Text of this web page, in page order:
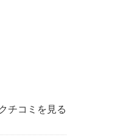
チコミを見る